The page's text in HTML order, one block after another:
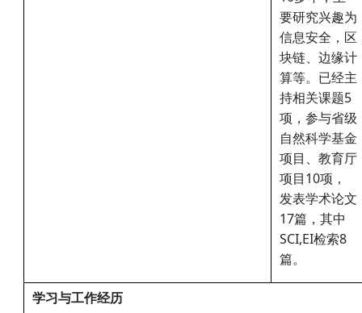
要研究兴趣为
信息安全，区
块链、边缘计
算等。已经主
持相关课题5
项，参与省级
自然科学基金
项目、教育厅
项目10项，
发表学术论文
17篇，其中
SCI,EI检索8
篇。
学习与工作经历